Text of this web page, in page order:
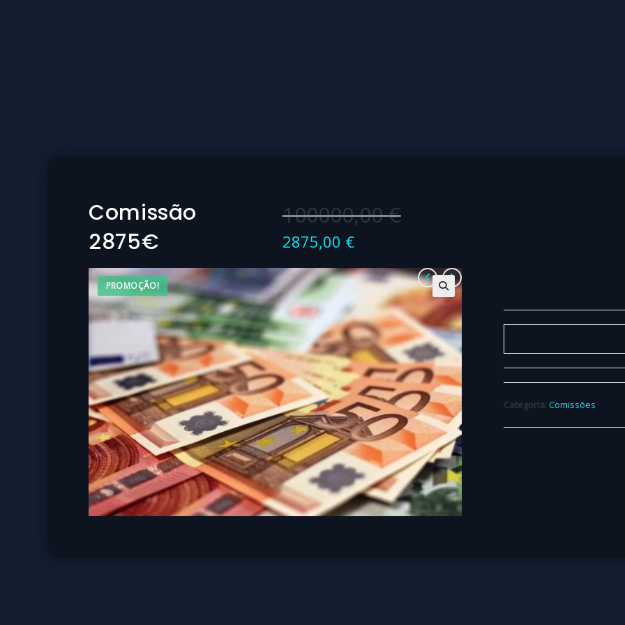
Comissão
2875€
100000,00€
2875,00 €
PROMOÇÃO!
Categoria: Comissões